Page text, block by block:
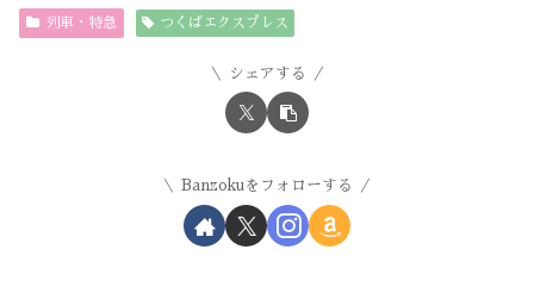
列車・特急 つくばエクスプレス
シェアする
Banzokuをフォローする